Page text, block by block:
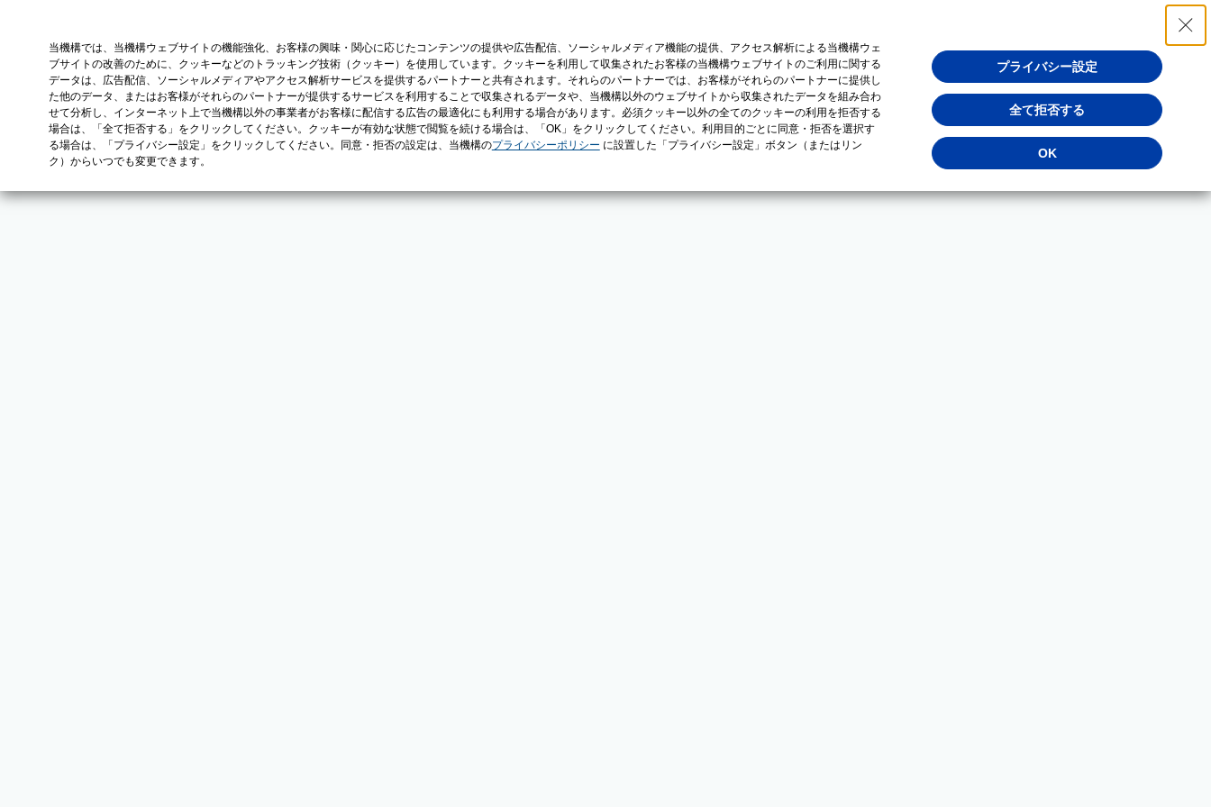
当機構では、当機構ウェブサイトの機能強化、お客様の興味・関心に応じたコンテンツの提供や広告配信、ソーシャルメディア機能の提供、アクセス解析による当機構ウェ
ブサイトの改善のために、クッキーなどのトラッキング技術（クッキー）を使用しています。クッキーを利用して収集されたお客様の当機構ウェブサイトのご利用に関する
データは、広告配信、ソーシャルメディアやアクセス解析サービスを提供するパートナーと共有されます。それらのパートナーでは、お客様がそれらのパートナーに提供し
た他のデータ、またはお客様がそれらのパートナーが提供するサービスを利用することで収集されるデータや、当機構以外のウェブサイトから収集されたデータを組み合わ
せて分析し、インターネット上で当機構以外の事業者がお客様に配信する広告の最適化にも利用する場合があります。必須クッキー以外の全てのクッキーの利用を拒否する
場合は、「全て拒否する」をクリックしてください。クッキーが有効な状態で閲覧を続ける場合は、「OK」をクリックしてください。利用目的ごとに同意・拒否を選択す
る場合は、「プライバシー設定」をクリックしてください。同意・拒否の設定は、当機構のプライバシーポリシー に設置した「プライバシー設定」ボタン（またはリン
ク）からいつでも変更できます。
プライバシー設定
全て拒否する
OK